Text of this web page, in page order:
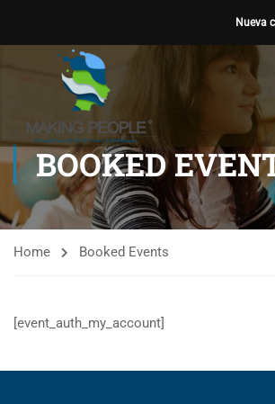
Nueva
BOOKED
Home Booked Events
[event_auth_my_account]